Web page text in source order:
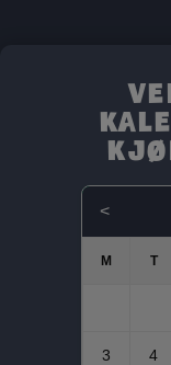
<
3 4